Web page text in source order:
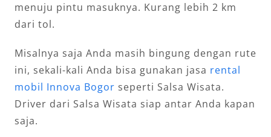
menuju pintu masuknya. Kurang lebih 2 km
dari tol.
Misalnya saja Anda masih bingung dengan rute
ini, sekali-kali Anda bisa gunakan jasa rental
mobil Innova Bogor seperti Salsa Wisata.
Driver dari Salsa Wisata siap antar Anda kapan
saja.